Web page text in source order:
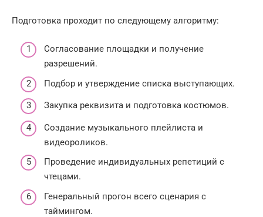
Подготовка проходит по следующему алгоритму:
Согласование площадки и получение
разрешений.
Подбор и утверждение списка выступающих.
Закупка реквизита и подготовка костюмов.
Создание музыкального плейлиста и
видеороликов.
Проведение индивидуальных репетиций с
чтецами.
Генеральный прогон всего сценария с
таймингом.